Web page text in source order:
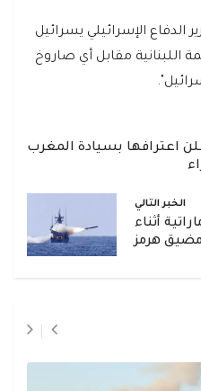
الدفاع الإسرائيلي يسرائيل
مقابل أي صاروخ
اعترافها بسيادة المغرب
الخبر التالي
أثناء
هرمز